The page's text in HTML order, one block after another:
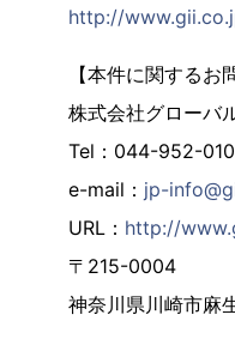
http://
【本件に関するお
株式会社グローバ
Tel：044-952-
e-mail： jp-
URL： http://
〒215-0004
神奈川県川崎市麻